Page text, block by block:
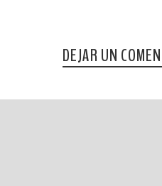
DEJAR UN